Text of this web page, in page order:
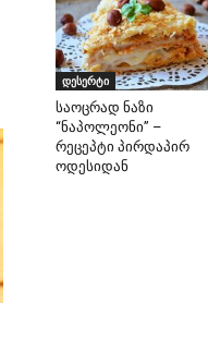
დესერტი
საოცრად ნაზი
“ნაპოლეონი” –
რეცეპტი პირდაპირ
ოდესიდან